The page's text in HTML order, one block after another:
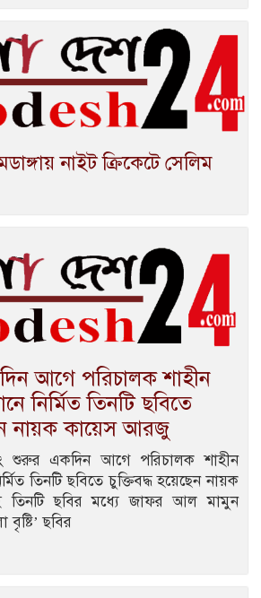
নাইট ক্রিকেটে সেলিম
আগে পরিচালক শাহীন
নির্মিত তিনটি ছবিতে
নায়ক কায়েস আরজু
শুরুর একদিন আগে পরিচালক শাহীন
তিনটি ছবিতে চুক্তিবদ্ধ হয়েছেন নায়ক
ছবির মধ্যে জাফর আল মামুন
ছবির